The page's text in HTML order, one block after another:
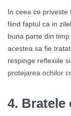
In ceea ce priveste
fiind faptul ca in
buna parte din
acestea sa fie
respinge reflexiile
protejarea ochilor
4. Bratele